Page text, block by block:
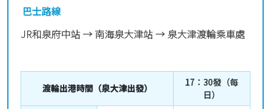
巴士路線
JR和泉府中站 → 南海泉大津站 → 泉大津渡輪乘車處
渡輪出港時間（泉大津出發）
17：30發（每
日）